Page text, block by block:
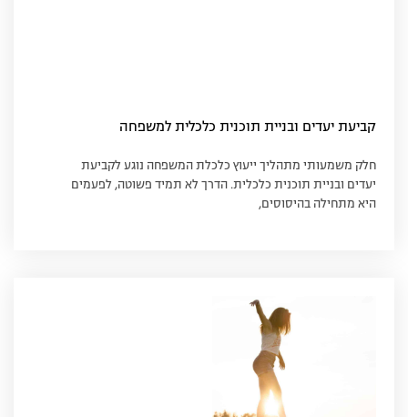
קביעת יעדים ובניית תוכנית כלכלית למשפחה
חלק משמעותי מתהליך ייעוץ כלכלת המשפחה נוגע לקביעת
יעדים ובניית תוכנית כלכלית. הדרך לא תמיד פשוטה, לפעמים
היא מתחילה בהיסוסים,